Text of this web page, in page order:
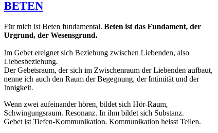
BETEN
Für mich ist Beten fundamental. Beten ist das Fundament, der
Urgrund, der Wesensgrund.
Im Gebet ereignet sich Beziehung zwischen Liebenden, also
Liebesbeziehung.
Der Gebetsraum, der sich im Zwischenraum der Liebenden aufbaut,
nenne ich auch den Raum der Begegnung, der Intimität und der
Innigkeit.
Wenn zwei aufeinander hören, bildet sich Hör-Raum,
Schwingungsraum. Resonanz. In ihm bildet sich Substanz.
Gebet ist Tiefen-Kommunikation. Kommunikation heisst Teilen.